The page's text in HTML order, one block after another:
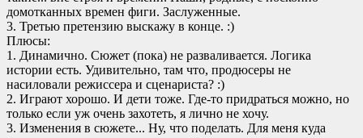
домотканных времен фиги. Заслуженные.
3. Третью претензию выскажу в конце. :)
Плюсы:
1. Динамично. Сюжет (пока) не разваливается. Логика
истории есть. Удивительно, там что, продюсеры не
насиловали режиссера и сценариста? :)
2. Играют хорошо. И дети тоже. Где-то придраться можно, но
только если уж очень захотеть, я лично не хочу.
3. Изменения в сюжете... Ну, что поделать. Для меня куда